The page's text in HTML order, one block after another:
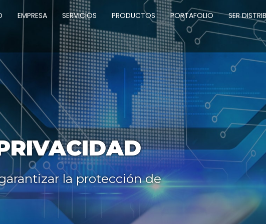
EMPRESA SERVICIOS PRODUCTOS PORTAFOLIO SER
la protección de